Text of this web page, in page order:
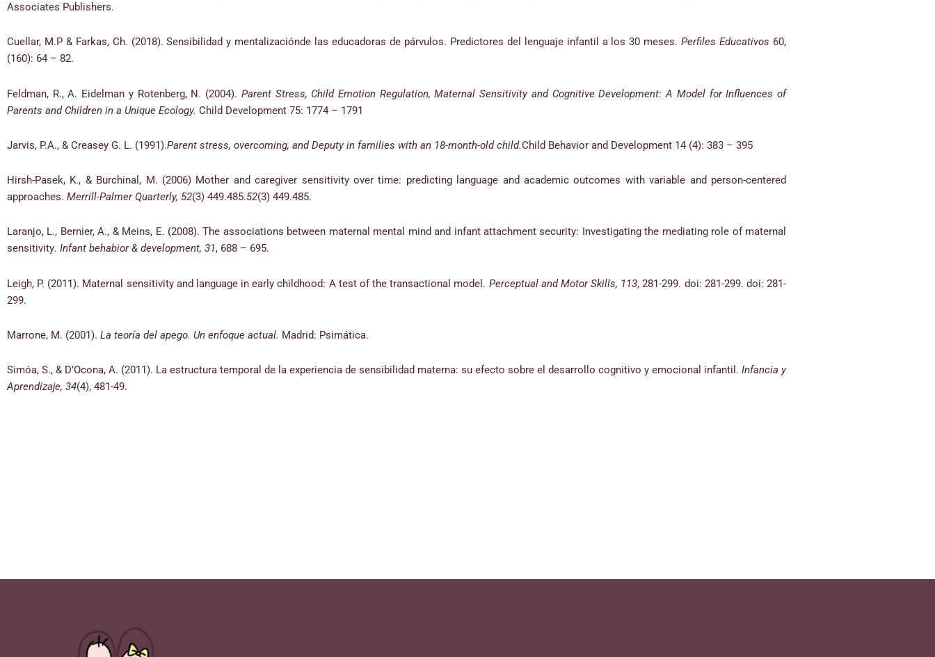
Associates Publishers.
Cuellar, M.P & Farkas, Ch. (2018). Sensibilidad y mentalizaciónde las educadoras de párvulos. Predictores del lenguaje infantil a los 30 meses.Perfiles Educativos 60,
(160): 64 – 82.
Feldman, R., A. Eidelman y Rotenberg, N. (2004). Parent Stress, Child Emotion Regulation, Maternal Sensitivity and Cognitive Development: A Model for Influences of
Parents and Children in a Unique Ecology. Child Development 75: 1774 – 1791
Jarvis, P.A., & Creasey G. L. (1991).Parent stress, overcoming, and Deputy in families with an 18-month-old child.Child Behavior and Development 14 (4): 383 – 395
Hirsh-Pasek, K., & Burchinal, M. (2006) Mother and caregiver sensitivity over time: predicting language and academic outcomes with variable and person-centered
approaches. Merrill-Palmer Quarterly, 52(3) 449.485.52(3) 449.485.
Laranjo, L., Bernier, A., & Meins, E. (2008). The associations between maternal mental mind and infant attachment security: Investigating the mediating role of maternal
sensitivity. Infant behabior & development, 31, 688 – 695.
Leigh, P. (2011). Maternal sensitivity and language in early childhood: A test of the transactional model. Perceptual and Motor Skills, 113, 281-299. doi: 281-299. doi: 281-
299.
Marrone, M. (2001). La teoría del apego. Un enfoque actual. Madrid: Psimática.
Simóa, S., & D’Ocona, A. (2011). La estructura temporal de la experiencia de sensibilidad materna: su efecto sobre el desarrollo cognitivo y emocional infantil. Infancia y
Aprendizaje, 34(4), 481-49.